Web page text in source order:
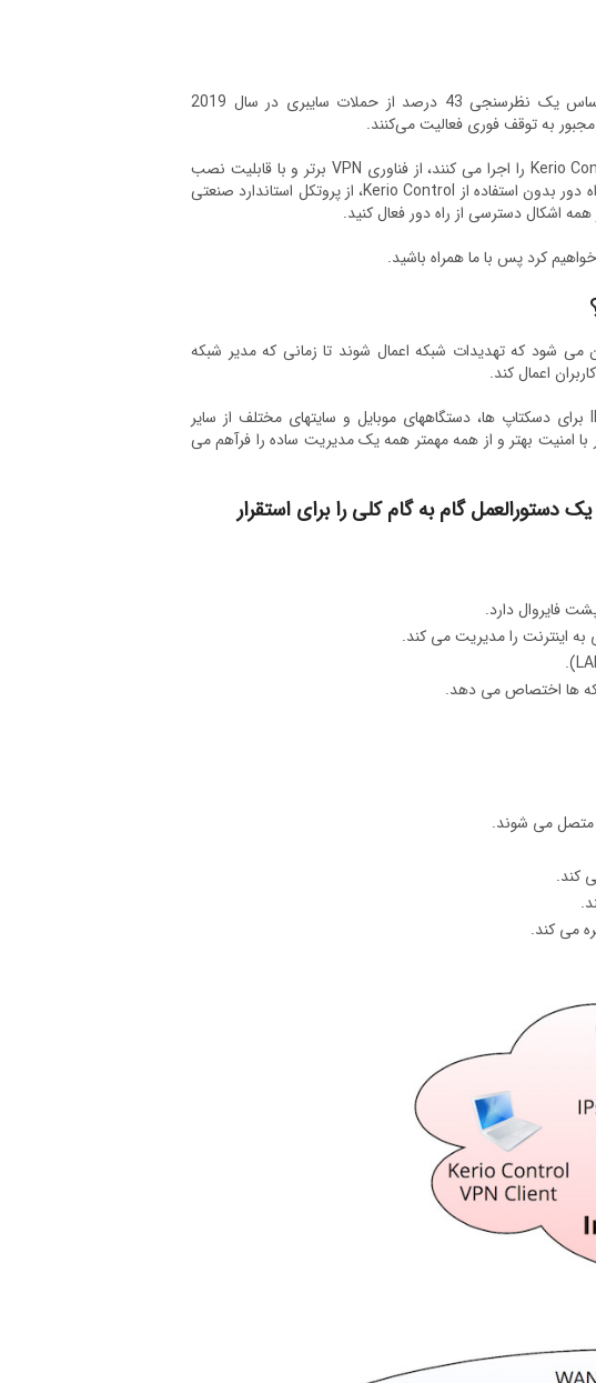
امنیت یک عنصر حیاتی و اغلب گمشده برای سازمان ها می باشد. بر اساس یک نظرسنجی 43 درصد از حملات سایبری در سال 2019
برای ایجاد اتصالات سرور به سرور ایمن و با کارایی بالا بین دفاتری که Kerio Control را اجرا می کنند، از فناوری VPN برتر و با قابلیت نصب
آسان Kerio استفاده کنید. یا، برای ایجاد یک اتصال VPN ایمن به یک دفتر راه دور بدون استفاده از Kerio Control، از پروتکل استاندارد صنعتی
کرد پس با ما همراه باشید.
می شود که تهدیدات شبکه اعمال شوند تا زمانی که مدیر شبکه
کنترل مدیرت پهنای باند، مانیتورینگ دقیق شبکه و اتصالات IPSec V.P.N برای دسکتاپ ها، دستگاههای موبایل و سایتهای مختلف از سایر
امنیت بهتر و از همه مهمتر همه یک مدیریت ساده را فرآهم می
گام به گام کلی را برای استقرار